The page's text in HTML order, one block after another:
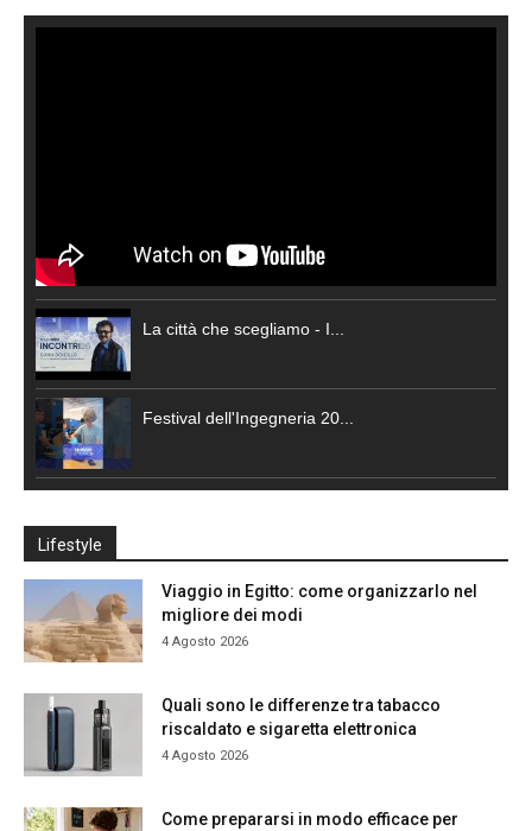
La città che scegliamo - I...
Festival dell'Ingegneria 20...
Lifestyle
Viaggio in Egitto: come organizzarlo nel
migliore dei modi
4 Agosto 2026
Quali sono le differenze tra tabacco
riscaldato e sigaretta elettronica
4 Agosto 2026
Come prepararsi in modo efficace per